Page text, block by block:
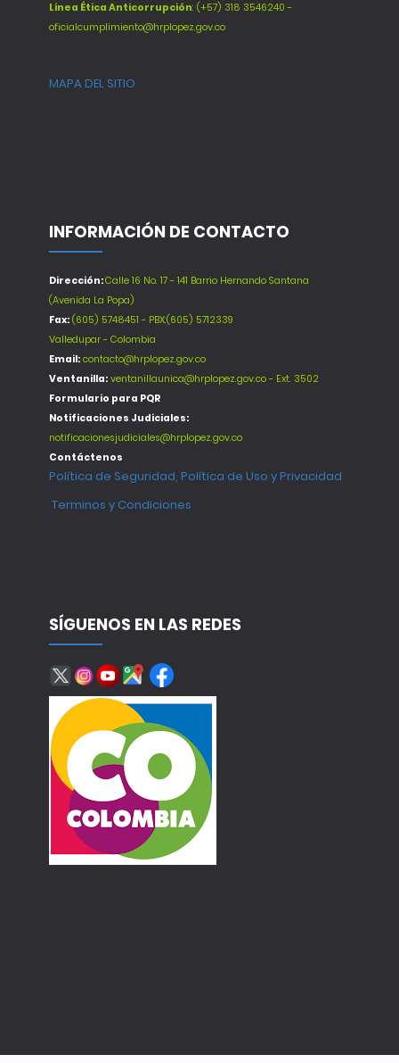
Línea Ética Anticorrupción: (+57) 318 3546240 -
oficialcumplimiento@hrplopez.gov.co
MAPA DEL SITIO
INFORMACIÓN DE CONTACTO
Dirección:Calle 16 No. 17 - 141 Barrio Hernando Santana
(Avenida La Popa)
Fax: (605) 5748451 - PBX:(605) 5712339
Valledupar - Colombia
Email: contacto@hrplopez.gov.co
Ventanilla: ventanillaunica@hrplopez.gov.co - Ext. 3502
Formulario para PQR
Notificaciones Judiciales:
notificacionesjudiciales@hrplopez.gov.co
Contáctenos
Política de Seguridad, Política de Uso y Privacidad
Terminos y Condiciones
SÍGUENOS EN LAS REDES